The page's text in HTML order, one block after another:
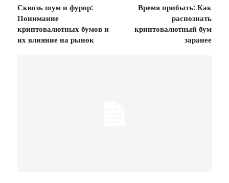
Сквозь шум и фурор:
Понимание
криптовалютных бумов и
их влияние на рынок
Время прибыть: Как
распознать
криптовалютный бум
заранее